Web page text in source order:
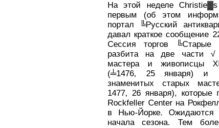
На этой неделе Christie▓s
первым (об этом
портал ╚Русский
давал краткое сообщение
Сессия торгов ╚Старые
разбита на две части √
мастера и живописцы
(╧1476, 25 января) и
знаменитых старых
1477, 26 января), которые
Rockfeller Center на
в Нью-Йорке. Ожидаются
начала сезона. Тем